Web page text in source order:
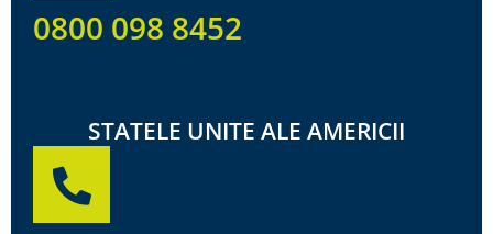
0800 098 8452
STATELE UNITE ALE AMERICII